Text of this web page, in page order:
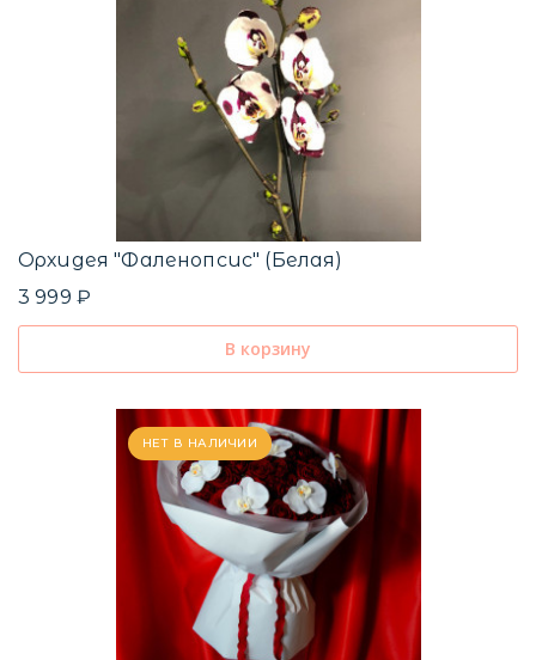
Орхидея "Фаленопсис" (Белая)
3 999 ₽
В корзину
НЕТ В НАЛИЧИИ